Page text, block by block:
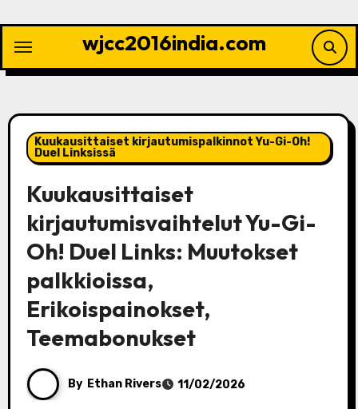
content
wjcc2016india.com
Kuukausittaiset kirjautumispalkinnot Yu-Gi-Oh!
Duel Linksissä
Kuukausittaiset
kirjautumisvaihtelut Yu-Gi-
Oh! Duel Links: Muutokset
palkkioissa,
Erikoispainokset,
Teemabonukset
By Ethan Rivers 11/02/2026